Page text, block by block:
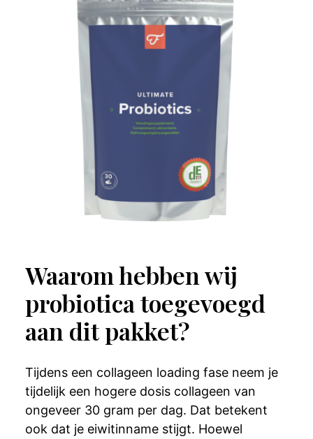
Waarom hebben wij
probiotica toegevoegd
aan dit pakket?
Tijdens een collageen loading fase neem je
tijdelijk een hogere dosis collageen van
ongeveer 30 gram per dag. Dat betekent
ook dat je eiwitinname stijgt. Hoewel